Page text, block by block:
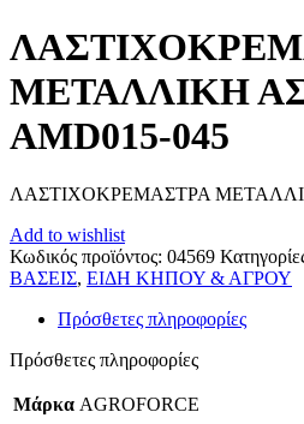
ΜΕΤΑΛΛΙΚΗ
AMD015-045
ΛΑΣΤΙΧΟΚΡΕΜΑΣΤΡΑ
Add to wishlist
Κωδικός προϊόντος: 04569
ΒΑΣΕΙΣ, ΕΙΔΗ ΚΗΠΟΥ & ΑΓΡΟΥ
Πρόσθετες πληροφορίες
Πρόσθετες πληροφορίες
Μάρκα AGROFORCE